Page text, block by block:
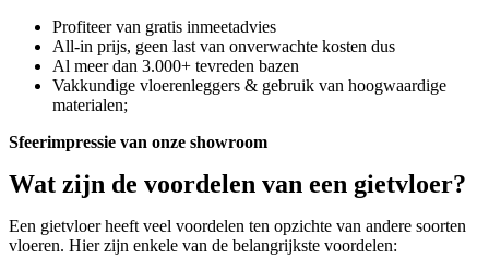
Profiteer van gratis inmeetadvies
All-in prijs, geen last van onverwachte kosten dus
Al meer dan 3.000+ tevreden bazen
Vakkundige vloerenleggers & gebruik van hoogwaardige
materialen;
Sfeerimpressie van onze showroom
Wat zijn de voordelen van een gietvloer?
Een gietvloer heeft veel voordelen ten opzichte van andere soorten
vloeren. Hier zijn enkele van de belangrijkste voordelen: